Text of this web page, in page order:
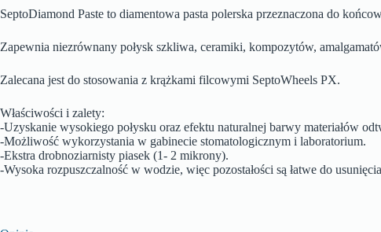
SeptoDiamond Paste to diamentowa pasta polerska przeznaczona do
Zapewnia niezrównany połysk szkliwa, ceramiki, kompozytów,
Zalecana jest do stosowania z krążkami filcowymi SeptoWheels PX.
Właściwości i zalety:
-Uzyskanie wysokiego połysku oraz efektu naturalnej barwy materiałów
-Możliwość wykorzystania w gabinecie stomatologicznym i laboratorium.
-Ekstra drobnoziarnisty piasek (1- 2 mikrony).
-Wysoka rozpuszczalność w wodzie, więc pozostałości są łatwe do